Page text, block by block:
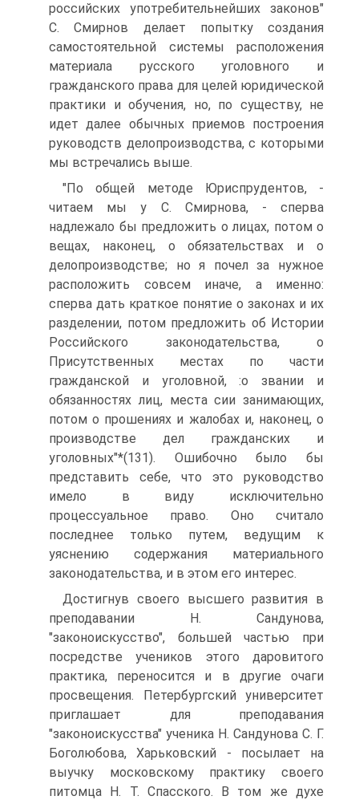
российских употребительнейших законов"
С. Смирнов делает попытку создания
самостоятельной системы расположения
материала русского уголовного и
гражданского права для целей юридической
практики и обучения, но, по существу, не
идет далее обычных приемов построения
руководств делопроизводства, с которыми
мы встречались выше.
"По общей методе Юриспрудентов, -
читаем мы у С. Смирнова, - сперва
надлежало бы предложить о лицах, потом о
вещах, наконец, о обязательствах и о
делопроизводстве; но я почел за нужное
расположить совсем иначе, а именно:
сперва дать краткое понятие о законах и их
разделении, потом предложить об Истории
Российского законодательства, о
Присутственных местах по части
гражданской и уголовной, :о звании и
обязанностях лиц, места сии занимающих,
потом о прошениях и жалобах и, наконец, о
производстве дел гражданских и
уголовных"*(131). Ошибочно было бы
представить себе, что это руководство
имело в виду исключительно
процессуальное право. Оно считало
последнее только путем, ведущим к
уяснению содержания материального
законодательства, и в этом его интерес.
Достигнув своего высшего развития в
преподавании Н. Сандунова,
"законоискусство", большей частью при
посредстве учеников этого даровитого
практика, переносится и в другие очаги
просвещения. Петербургский университет
приглашает для преподавания
"законоискусства" ученика Н. Сандунова С. Г.
Боголюбова, Харьковский - посылает на
выучку московскому практику своего
питомца Н. Т. Спасского. В том же духе